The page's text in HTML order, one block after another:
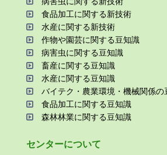
⾷品加⼯に関する新技術
⽔産に関する新技術
作物や園芸に関する⾖知識
病害⾍に関する⾖知識
畜産に関する⾖知識
⽔産に関する⾖知識
バイテク・農業環境・機械関係の
⾷品加⼯に関する⾖知識
森林林業に関する⾖知識
センターについて